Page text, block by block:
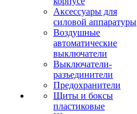
Аксессуары для
силовой аппаратуры
Воздушные
автоматические
выключатели
Выключатели-
разъединители
Предохранители
Щиты и боксы
пластиковые